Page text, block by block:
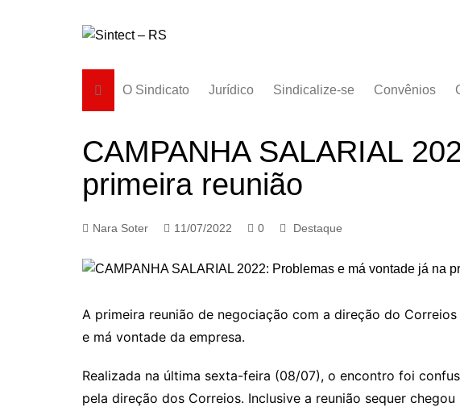
O Sindicato
História
Estatuto
Jurídico Sindicalize-se Convênios
CAMPANHA SALARIAL
primeira reunião
Nara Soter 11/07/2022 0 Destaque
A primeira reunião de negociação com a direção do
e má vontade da empresa.
Realizada na última sexta-feira (08/07), o encontro foi
pela direção dos Correios. Inclusive a reunião sequer